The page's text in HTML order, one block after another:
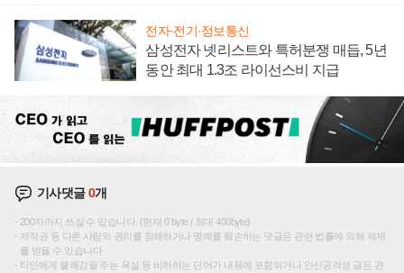
전자·전기·정보통신
삼성전자 넷리스트와 특허분쟁 매듭, 5년
동안 최대 1.3조 라이선스비 지급
기사댓글0개
200자까지 쓰실 수 있습니다. (현재 0 byte / 최대 400byte)
저작권 등 다른 사람의 권리를 침해하거나 명예를 훼손하는 댓글은 관련 법률에 의해 제재
를 받을 수 있습니다.
타인에게 불쾌감을 주는 욕설 등 비하하는 단어가 내용에 포함되거나 인신공격성 글은 관